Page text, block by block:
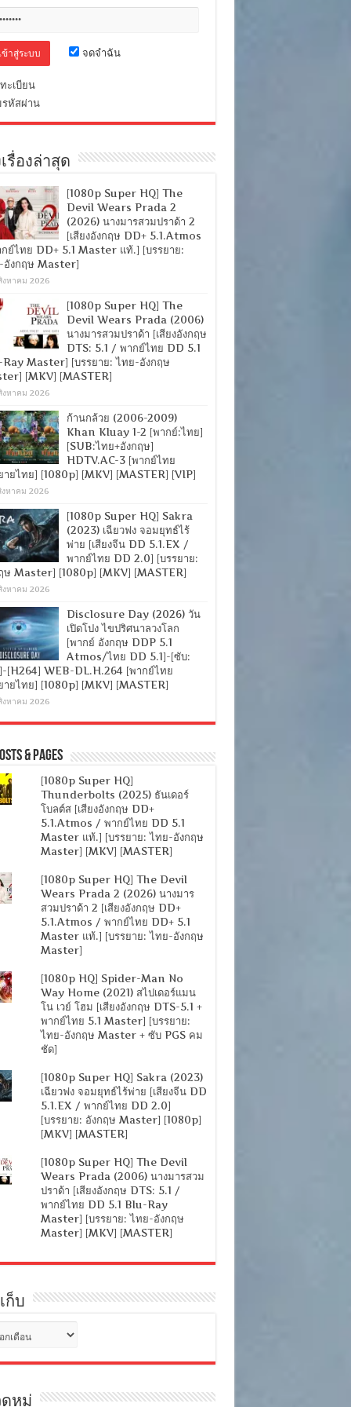
จดจำฉัน
ะเบียน
หัสผ่าน
รื่องล่าสุด
[1080p Super HQ] The
Devil Wears Prada 2
(2026) นางมารสวมปราด้า 2
[เสียงอังกฤษ DD+ 5.1.Atmos
ย์ไทย DD+ 5.1 Master แท้.] [บรรยาย:
อังกฤษ Master]
งหาคม 2026
[1080p Super HQ] The
Devil Wears Prada (2006)
นางมารสวมปราด้า [เสียงอังกฤษ
DTS: 5.1 / พากย์ไทย DD 5.1
Master] [บรรยาย: ไทย-อังกฤษ
[MKV] [MASTER]
งหาคม 2026
ก้านกล้วย (2006-2009)
Khan Kluay 1-2 [พากย์:ไทย]
[SUB:ไทย+อังกฤษ]
HDTV.AC-3 [พากย์ไทย
ายไทย] [1080p] [MKV] [MASTER] [VIP]
งหาคม 2026
[1080p Super HQ] Sakra
(2023) เฉียวฟง จอมยุทธ์ไร้
พ่าย [เสียงจีน DD 5.1.EX /
พากย์ไทย DD 2.0] [บรรยาย:
ษ Master] [1080p] [MKV] [MASTER]
งหาคม 2026
Disclosure Day (2026) วัน
เปิดโปง ไขปริศนาลวงโลก
[พากย์ อังกฤษ DDP 5.1
Atmos/ไทย DD 5.1]-[ซับ:
[H264] WEB-DL.H.264 [พากย์ไทย
ายไทย] [1080p] [MKV] [MASTER]
งหาคม 2026
& Pages
[1080p Super HQ]
Thunderbolts (2025) ธันเดอร์
โบลต์ส [เสียงอังกฤษ DD+
5.1.Atmos / พากย์ไทย DD 5.1
Master แท้.] [บรรยาย: ไทย-อังกฤษ
Master] [MKV] [MASTER]
[1080p Super HQ] The Devil
Wears Prada 2 (2026) นางมาร
สวมปราด้า 2 [เสียงอังกฤษ DD+
5.1.Atmos / พากย์ไทย DD+ 5.1
Master แท้.] [บรรยาย: ไทย-อังกฤษ
Master]
[1080p HQ] Spider-Man No
Way Home (2021) สไปเดอร์แมน
โน เวย์ โฮม [เสียงอังกฤษ DTS-5.1 +
พากย์ไทย 5.1 Master] [บรรยาย:
ไทย-อังกฤษ Master + ซับ PGS คม
ชัด]
[1080p Super HQ] Sakra (2023)
เฉียวฟง จอมยุทธ์ไร้พ่าย [เสียงจีน DD
5.1.EX / พากย์ไทย DD 2.0]
[บรรยาย: อังกฤษ Master] [1080p]
[MKV] [MASTER]
[1080p Super HQ] The Devil
Wears Prada (2006) นางมารสวม
ปราด้า [เสียงอังกฤษ DTS: 5.1 /
พากย์ไทย DD 5.1 Blu-Ray
Master] [บรรยาย: ไทย-อังกฤษ
Master] [MKV] [MASTER]
ก็บ
หมู่